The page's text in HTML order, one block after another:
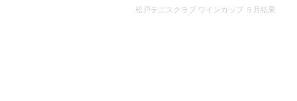
松戸テニスクラブ ワインカップ ５月結果